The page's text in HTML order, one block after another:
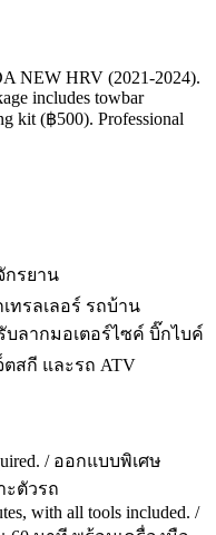
NEW HRV (2021-2024).
includes towbar
kit (฿500). Professional
กรยาน
เทรลเลอร์ รถบ้าน
บลากมอเตอร์ไซค์ บิ๊กไบค์
ตสกี และรถ ATV
/ ออกแบบพิเศษ
ะตัวรถ
with all tools included. /